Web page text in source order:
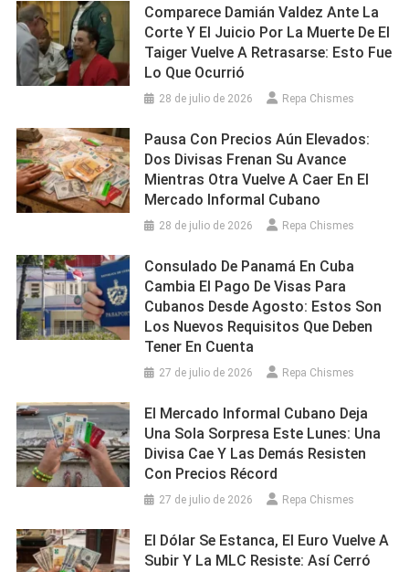
Comparece Damián Valdez Ante La
Corte Y El Juicio Por La Muerte De El
Taiger Vuelve A Retrasarse: Esto Fue
Lo Que Ocurrió
28 de julio de 2026 Repa Chismes
Pausa Con Precios Aún Elevados:
Dos Divisas Frenan Su Avance
Mientras Otra Vuelve A Caer En El
Mercado Informal Cubano
28 de julio de 2026 Repa Chismes
Consulado De Panamá En Cuba
Cambia El Pago De Visas Para
Cubanos Desde Agosto: Estos Son
Los Nuevos Requisitos Que Deben
Tener En Cuenta
27 de julio de 2026 Repa Chismes
El Mercado Informal Cubano Deja
Una Sola Sorpresa Este Lunes: Una
Divisa Cae Y Las Demás Resisten
Con Precios Récord
27 de julio de 2026 Repa Chismes
El Dólar Se Estanca, El Euro Vuelve A
Subir Y La MLC Resiste: Así Cerró